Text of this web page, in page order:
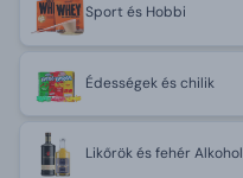
Sport és Hobbi
Édességek és chilik
Likőrök és fehér Alkohol